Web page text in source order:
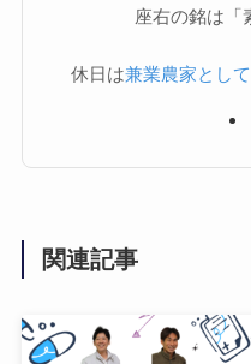
座右の銘は「
休日は兼業農家とし
関連記事